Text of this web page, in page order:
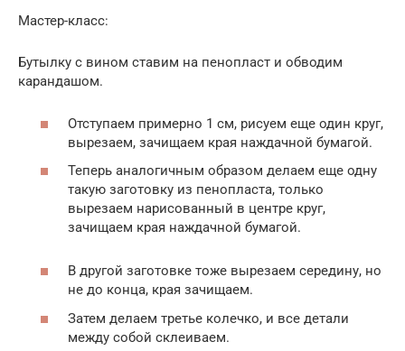
Мастер-класс:
Бутылку с вином ставим на пенопласт и обводим
карандашом.
Отступаем примерно 1 см, рисуем еще один круг,
вырезаем, зачищаем края наждачной бумагой.
Теперь аналогичным образом делаем еще одну
такую заготовку из пенопласта, только
вырезаем нарисованный в центре круг,
зачищаем края наждачной бумагой.
В другой заготовке тоже вырезаем середину, но
не до конца, края зачищаем.
Затем делаем третье колечко, и все детали
между собой склеиваем.